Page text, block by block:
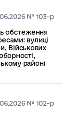
№ 103-р
обстеження
вулиці
Військових
районі
№ 102-р